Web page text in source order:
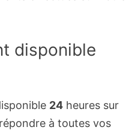
disponible
24heures sur
à toutes vos